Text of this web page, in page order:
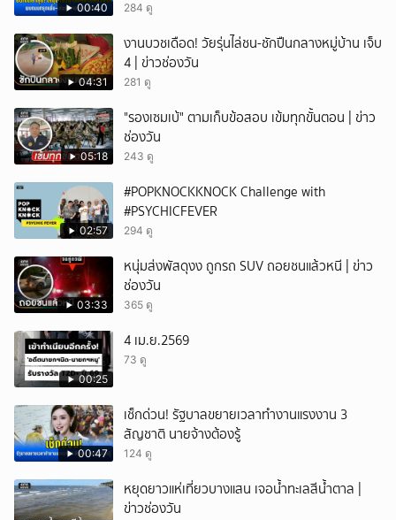
00:40 284 ดู
04:31
งานบวชเดือด! วัยรุ่นไล่ชน-ชักปืนกลางหมู่บ้าน เจ็บ
4 | ข่าวช่องวัน
281 ดู
05:18
"รองเซมเบ้" ตามเก็บข้อสอบ เข้มทุกขั้นตอน | ข่าว
ช่องวัน
243 ดู
02:57
#POPKNOCKKNOCK Challenge with
#PSYCHICFEVER
294 ดู
03:33
หนุ่มส่งพัสดุงง ถูกรถ SUV ถอยชนแล้วหนี | ข่าว
ช่องวัน
365 ดู
00:25
4 เม.ย.2569
73 ดู
00:47
เช็กด่วน! รัฐบาลขยายเวลาทำงานแรงงาน 3
สัญชาติ นายจ้างต้องรู้
124 ดู
หยุดยาวแห่เที่ยวบางแสน เจอน้ำทะเลสีน้ำตาล |
ข่าวช่องวัน